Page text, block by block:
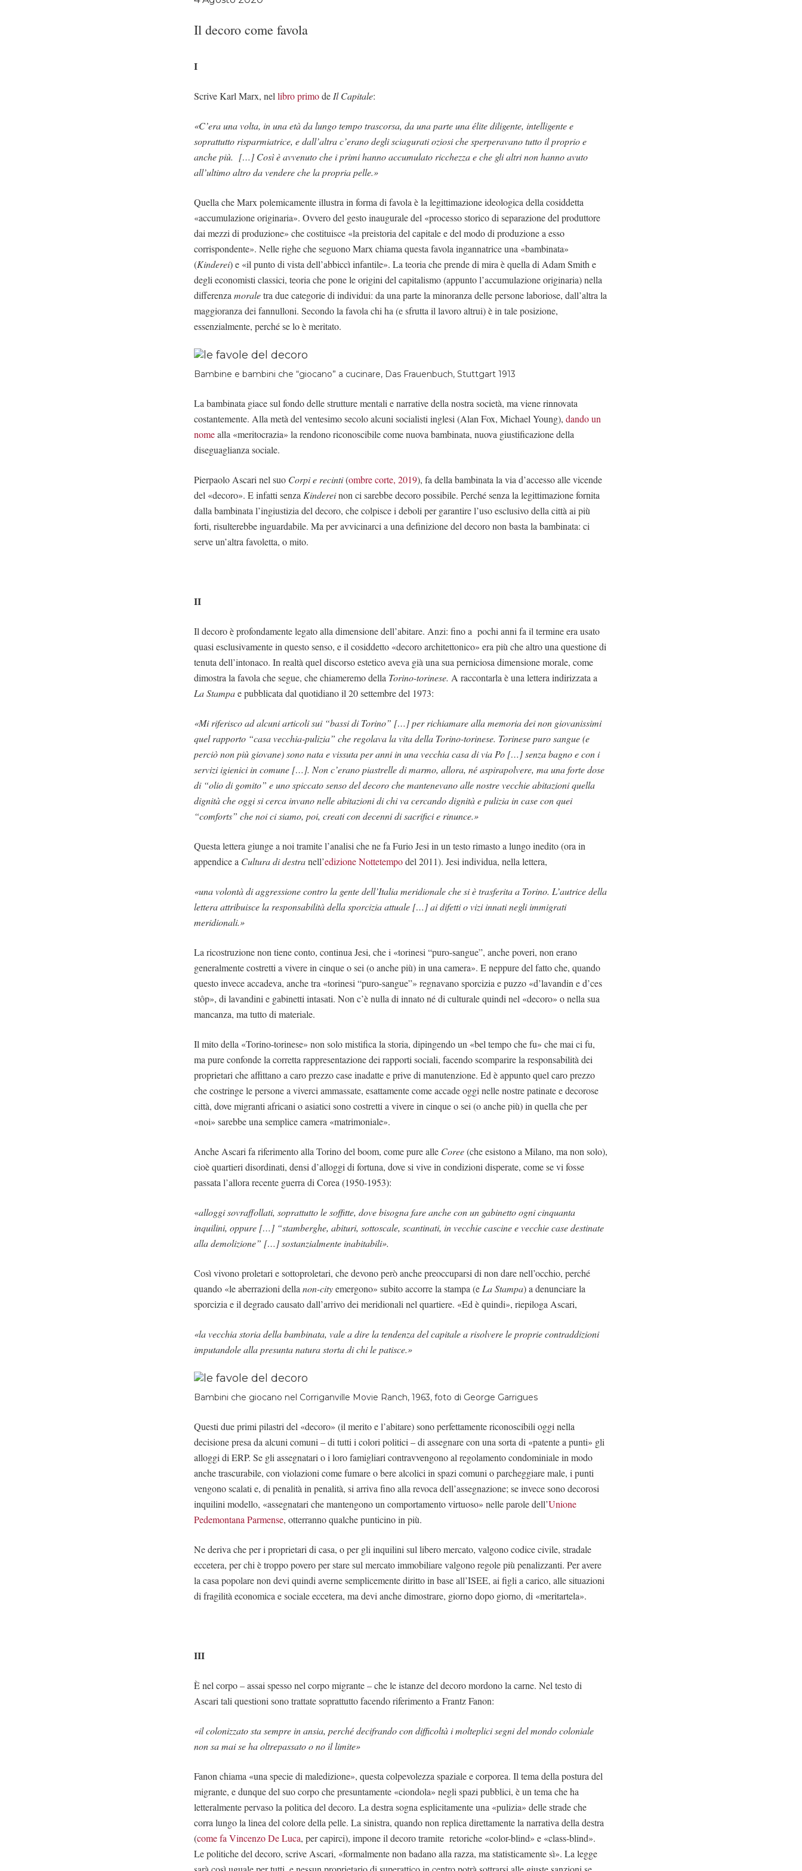
Il decoro come favola
I
Scrive Karl Marx, nellibro primode Il Capitale:
«C’era una volta, in una età da lungo tempo trascorsa, da una parte una élite diligente, intelligente e
soprattutto risparmiatrice, e dall’altra c’erano degli sciagurati oziosi che sperperavano tutto il proprio e
anche più. […] Così è avvenuto che i primi hanno accumulato ricchezza e che gli altri non hanno avuto
all’ultimo altro da vendere che la propria pelle.»
Quella che Marx polemicamente illustra in forma di favola è la legittimazione ideologica della cosiddetta
«accumulazione originaria». Ovvero del gesto inaugurale del «processo storico di separazione del produttore
dai mezzi di produzione» che costituisce «la preistoria del capitale e del modo di produzione a esso
corrispondente». Nelle righe che seguono Marx chiama questa favola ingannatrice una «bambinata»
(Kinderei) e «il punto di vista dell’abbiccì infantile». La teoria che prende di mira è quella di Adam Smith e
degli economisti classici, teoria che pone le origini del capitalismo (appunto l’accumulazione originaria) nella
differenzamoraletra due categorie di individui: da una parte la minoranza delle persone laboriose, dall’altra la
maggioranza dei fannulloni. Secondo la favola chi ha (e sfrutta il lavoro altrui) è in tale posizione,
essenzialmente, perché se lo è meritato.
Bambine e bambini che “giocano” a cucinare, Das Frauenbuch, Stuttgart 1913
La bambinata giace sul fondo delle strutture mentali e narrative della nostra società, ma viene rinnovata
costantemente. Alla metà del ventesimo secolo alcuni socialisti inglesi (Alan Fox, Michael Young),dando un
nomealla «meritocrazia» la rendono riconoscibile come nuova bambinata, nuova giustificazione della
diseguaglianza sociale.
Pierpaolo Ascari nel suo Corpi e recinti(ombre corte, 2019), fa della bambinata la via d’accesso alle vicende
del «decoro». E infatti senza Kindereinon ci sarebbe decoro possibile. Perché senza la legittimazione fornita
dalla bambinata l’ingiustizia del decoro, che colpisce i deboli per garantire l’uso esclusivo della città ai più
forti, risulterebbe inguardabile. Ma per avvicinarci a una definizione del decoro non basta la bambinata: ci
serve un’altra favoletta, o mito.
II
Il decoro è profondamente legato alla dimensione dell’abitare. Anzi: fino a pochi anni fa il termine era usato
quasi esclusivamente in questo senso, e il cosiddetto «decoro architettonico» era più che altro una questione di
tenuta dell’intonaco. In realtà quel discorso estetico aveva già una sua perniciosa dimensione morale, come
dimostra la favola che segue, che chiameremo della Torino-torinese. A raccontarla è una lettera indirizzata a
La Stampae pubblicata dal quotidiano il 20 settembre del 1973:
«Mi riferisco ad alcuni articoli sui “bassi di Torino” […] per richiamare alla memoria dei non giovanissimi
quel rapporto “casa vecchia-pulizia” che regolava la vita della Torino-torinese. Torinese puro sangue (e
perciò non più giovane) sono nata e vissuta per anni in una vecchia casa di via Po […] senza bagno e con i
servizi igienici in comune […]. Non c’erano piastrelle di marmo, allora, né aspirapolvere, ma una forte dose
di “olio di gomito” e uno spiccato senso del decoro che mantenevano alle nostre vecchie abitazioni quella
dignità che oggi si cerca invano nelle abitazioni di chi va cercando dignità e pulizia in case con quei
“comforts” che noi ci siamo, poi, creati con decenni di sacrifici e rinunce.»
Questa lettera giunge a noi tramite l’analisi che ne fa Furio Jesi in un testo rimasto a lungo inedito (ora in
appendice a Cultura di destranell’edizione Nottetempodel 2011). Jesi individua, nella lettera,
«una volontà di aggressione contro la gente dell’Italia meridionale che si è trasferita a Torino. L’autrice della
lettera attribuisce la responsabilità della sporcizia attuale […] ai difetti o vizi innati negli immigrati
meridionali.»
La ricostruzione non tiene conto, continua Jesi, che i «torinesi “puro-sangue”, anche poveri, non erano
generalmente costretti a vivere in cinque o sei (o anche più) in una camera». E neppure del fatto che, quando
questo invece accadeva, anche tra «torinesi “puro-sangue”» regnavano sporcizia e puzzo «d’lavandin e d’ces
stôp», di lavandini e gabinetti intasati. Non c’è nulla di innato né di culturale quindi nel «decoro» o nella sua
mancanza, ma tutto di materiale.
Il mito della «Torino-torinese» non solo mistifica la storia, dipingendo un «bel tempo che fu» che mai ci fu,
ma pure confonde la corretta rappresentazione dei rapporti sociali, facendo scomparire la responsabilità dei
proprietari che affittano a caro prezzo case inadatte e prive di manutenzione. Ed è appunto quel caro prezzo
che costringe le persone a viverci ammassate, esattamente come accade oggi nelle nostre patinate e decorose
città, dove migranti africani o asiatici sono costretti a vivere in cinque o sei (o anche più) in quella che per
«noi» sarebbe una semplice camera «matrimoniale».
Anche Ascari fa riferimento alla Torino del boom, come pure alle Coree(che esistono a Milano, ma non solo),
cioè quartieri disordinati, densi d’alloggi di fortuna, dove si vive in condizioni disperate, come se vi fosse
passata l’allora recente guerra di Corea (1950-1953):
«alloggi sovraffollati, soprattutto le soffitte, dove bisogna fare anche con un gabinetto ogni cinquanta
inquilini, oppure […] “stamberghe, abituri, sottoscale, scantinati, in vecchie cascine e vecchie case destinate
alla demolizione” […] sostanzialmente inabitabili».
Così vivono proletari e sottoproletari, che devono però anche preoccuparsi di non dare nell’occhio, perché
quando «le aberrazioni dellanon-cityemergono» subito accorre la stampa (e La Stampa) a denunciare la
sporcizia e il degrado causato dall’arrivo dei meridionali nel quartiere. «Ed è quindi», riepiloga Ascari,
«la vecchia storia della bambinata, vale a dire la tendenza del capitale a risolvere le proprie contraddizioni
imputandole alla presunta natura storta di chi le patisce.»
Bambini che giocano nel Corriganville Movie Ranch, 1963, foto di George Garrigues
Questi due primi pilastri del «decoro» (il merito e l’abitare) sono perfettamente riconoscibili oggi nella
decisione presa da alcuni comuni – di tutti i colori politici – di assegnare con una sorta di «patente a punti» gli
alloggi di ERP. Se gli assegnatari o i loro famigliari contravvengono al regolamento condominiale in modo
anche trascurabile, con violazioni come fumare o bere alcolici in spazi comuni o parcheggiare male, i punti
vengono scalati e, di penalità in penalità, si arriva fino alla revoca dell’assegnazione; se invece sono decorosi
inquilini modello, «assegnatari che mantengono un comportamento virtuoso» nelle parole dell’Unione
Pedemontana Parmense, otterranno qualche punticino in più.
Ne deriva che per i proprietari di casa, o per gli inquilini sul libero mercato, valgono codice civile, stradale
eccetera, per chi è troppo povero per stare sul mercato immobiliare valgono regole più penalizzanti. Per avere
la casa popolare non devi quindi averne semplicemente diritto in base all’ISEE, ai figli a carico, alle situazioni
di fragilità economica e sociale eccetera, ma devi anche dimostrare, giorno dopo giorno, di «meritartela».
III
È nel corpo – assai spesso nel corpo migrante – che le istanze del decoro mordono la carne. Nel testo di
Ascari tali questioni sono trattate soprattutto facendo riferimento a Frantz Fanon:
«il colonizzato sta sempre in ansia, perché decifrando con difficoltà i molteplici segni del mondo coloniale
non sa mai se ha oltrepassato o no il limite»
Fanon chiama «una specie di maledizione», questa colpevolezza spaziale e corporea. Il tema della postura del
migrante, e dunque del suo corpo che presuntamente «ciondola» negli spazi pubblici, è un tema che ha
letteralmente pervaso la politica del decoro. La destra sogna esplicitamente una «pulizia» delle strade che
corra lungo la linea del colore della pelle. La sinistra, quando non replica direttamente la narrativa della destra
(come fa Vincenzo De Luca, per capirci), impone il decoro tramite retoriche «color-blind» e «class-blind».
Le politiche del decoro, scrive Ascari, «formalmente non badano alla razza, ma statisticamente sì». La legge